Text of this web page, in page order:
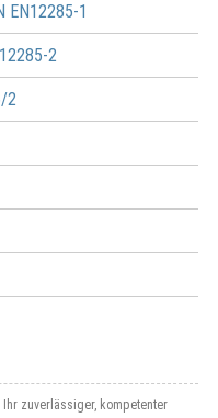
EN12285-1
2
2
zuverlässiger, kompetenter